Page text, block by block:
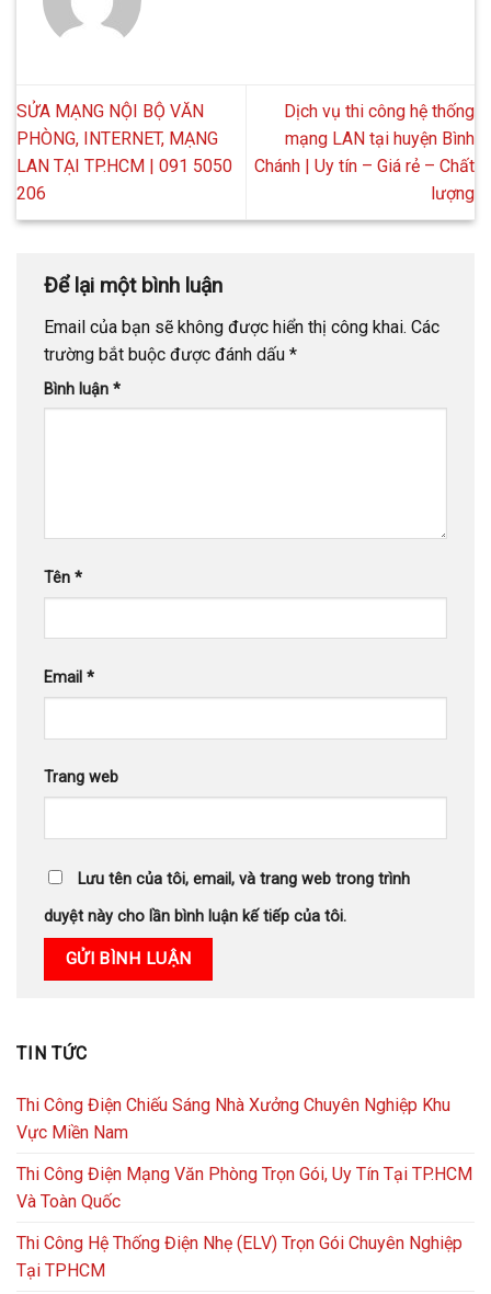
SỬA MẠNG NỘI BỘ VĂN
PHÒNG, INTERNET, MẠNG
LAN TẠI TP.HCM | 091 5050
206
Dịch vụ thi công hệ thống
mạng LAN tại huyện Bình
Chánh | Uy tín – Giá rẻ – Chất
lượng
Để lại một bình luận
Email của bạn sẽ không được hiển thị công khai. Các
trường bắt buộc được đánh dấu *
Bình luận *
Tên *
Email *
Trang web
Lưu tên của tôi, email, và trang web trong trình
duyệt này cho lần bình luận kế tiếp của tôi.
TIN TỨC
Thi Công Điện Chiếu Sáng Nhà Xưởng Chuyên Nghiệp Khu
Vực Miền Nam
Thi Công Điện Mạng Văn Phòng Trọn Gói, Uy Tín Tại TP.HCM
Và Toàn Quốc
Thi Công Hệ Thống Điện Nhẹ (ELV) Trọn Gói Chuyên Nghiệp
Tại TPHCM